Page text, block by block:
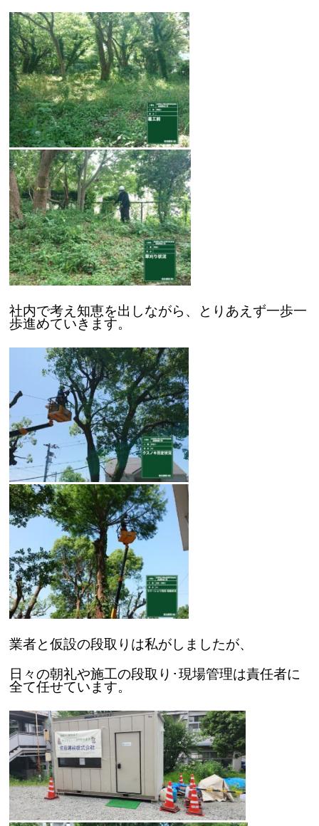
社内で考え知恵を出しながら、とりあえず一歩一
歩進めていきます。
業者と仮設の段取りは私がしましたが、
日々の朝礼や施工の段取り･現場管理は責任者に
全て任せています。